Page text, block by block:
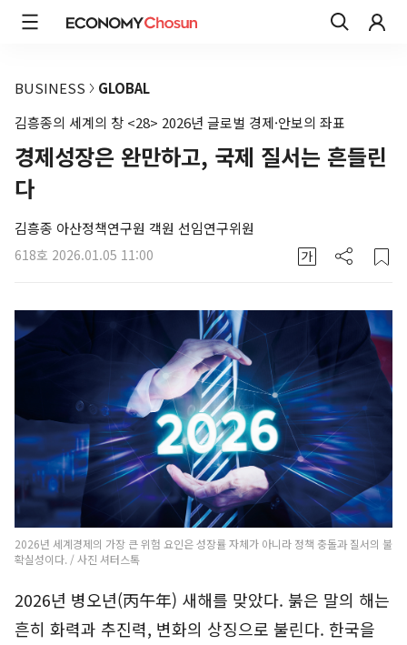
BUSINESS
GLOBAL
김흥종의 세계의 창 <28> 2026년 글로벌 경제·안보의 좌표
경제성장은 완만하고, 국제 질서는 흔들린
다
김흥종 아산정책연구원 객원 선임연구위원
618호 2026.01.05 11:00
2026년 세계경제의 가장 큰 위험 요인은 성장률 자체가 아니라 정책 충돌과 질서의 불
확실성이다. / 사진 셔터스톡
2026년 병오년(丙午年) 새해를 맞았다. 붉은 말의 해는
흔히 화력과 추진력, 변화의 상징으로 불린다. 한국을